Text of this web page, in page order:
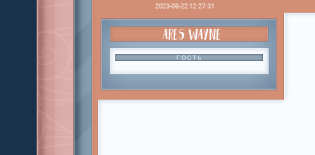
2023-06-22 12:27:31
ARES WAYNE
ГОСТЬ